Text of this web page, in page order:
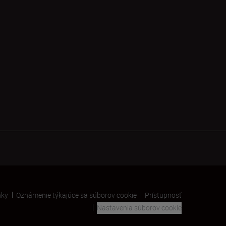
Oznámenie týkajúce sa súborov cookie
Prístupnosť
Nastavenia súborov cookie